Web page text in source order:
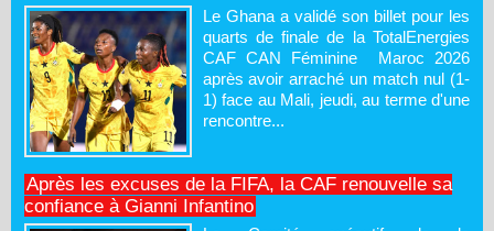
Le Ghana a validé son billet pour les
quarts de finale de la TotalEnergies
CAF CAN Féminine Maroc 2026
après avoir arraché un match nul (1-
1) face au Mali, jeudi, au terme d'une
rencontre...
Après les excuses de la FIFA, la CAF renouvelle sa
confiance à Gianni Infantino